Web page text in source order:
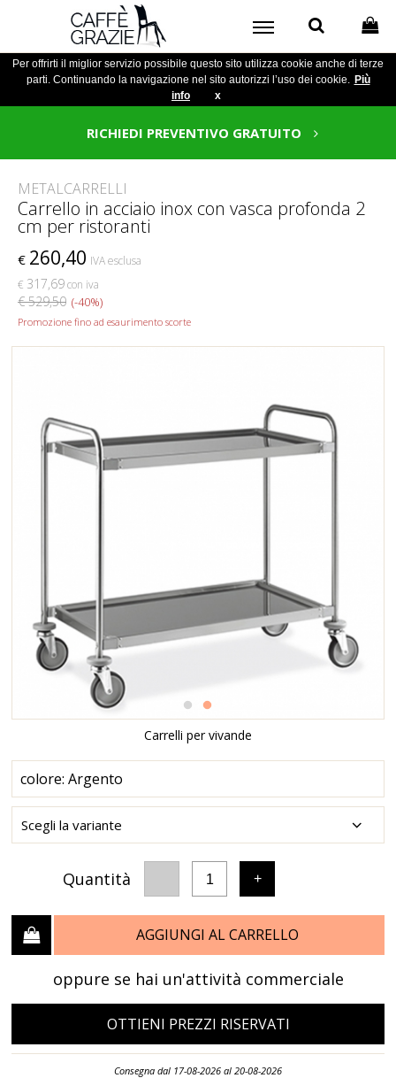
Per offrirti il miglior servizio possibile questo sito utilizza cookie anche di terze
parti. Continuando la navigazione nel sito autorizzi l’uso dei cookie. Più
info
x
RICHIEDI PREVENTIVO GRATUITO
METALCARRELLI
Carrello in acciaio inox con vasca profonda 2
cm per ristoranti
€ 260,40 IVA esclusa
€ 317,69con iva
€ 529,50 (-40%)
Promozione fino ad esaurimento scorte
Carrelli per vivande
colore: Argento
Quantità 1 +
AGGIUNGI AL CARRELLO
oppure se hai un'attività commerciale
OTTIENI PREZZI RISERVATI
Consegna dal 17-08-2026 al 20-08-2026